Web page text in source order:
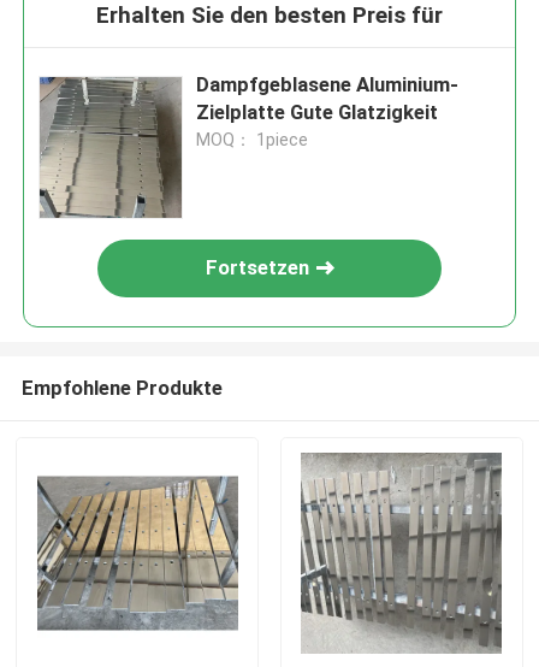
Erhalten Sie den besten Preis für
Dampfgeblasene Aluminium-
Zielplatte Gute Glatzigkeit
MOQ： 1piece
Fortsetzen
Empfohlene Produkte